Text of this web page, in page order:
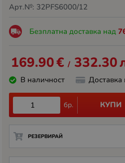
Арт.№: 32PFS6000/12
Безплатна доставка над
169.90€ / 332.30
В наличност
бр. КУПИ
РЕЗЕРВИРАЙ